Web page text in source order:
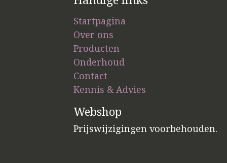
Startpagina
Over ons
Producten
Onderhoud
Contact
Kennis & Advies
Webshop
Prijswijzigingen voorbehouden.